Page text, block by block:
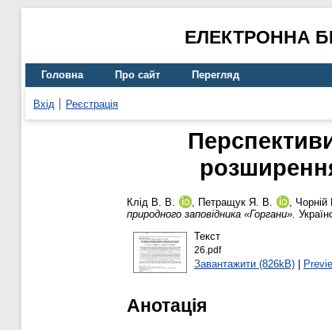
ЕЛЕКТРОННА
Головна Про сайт Перегляд
Вхід Реєстрація
Клід В. В. , Петращук Я. В. ,
природного заповідника «Горгани».
Текст
26.pdf
Завантажити (826kB)|
Анотація